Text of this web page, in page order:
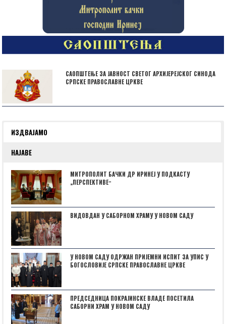
САОПШТЕЊЕ ЗА ЈАВНОСТ СВЕТОГ АРХИЈЕРЕЈСКОГ СИНОДА
СРПСКЕ ПРАВОСЛАВНЕ ЦРКВЕ
ИЗДВАЈАМО
НАЈАВЕ
МИТРОПОЛИТ БАЧКИ ДР ИРИНЕЈ У ПОДКАСТУ
„ПЕРСПЕКТИВЕˮ
ВИДОВДАН У САБОРНОМ ХРАМУ У НОВОМ САДУ
У НОВОМ САДУ ОДРЖАН ПРИЈЕМНИ ИСПИТ ЗА УПИС У
БОГОСЛОВИЈЕ СРПСКЕ ПРАВОСЛАВНЕ ЦРКВЕ
ПРЕДСЕДНИЦА ПОКРАЈИНСКЕ ВЛАДЕ ПОСЕТИЛА
САБОРНИ ХРАМ У НОВОМ САДУ